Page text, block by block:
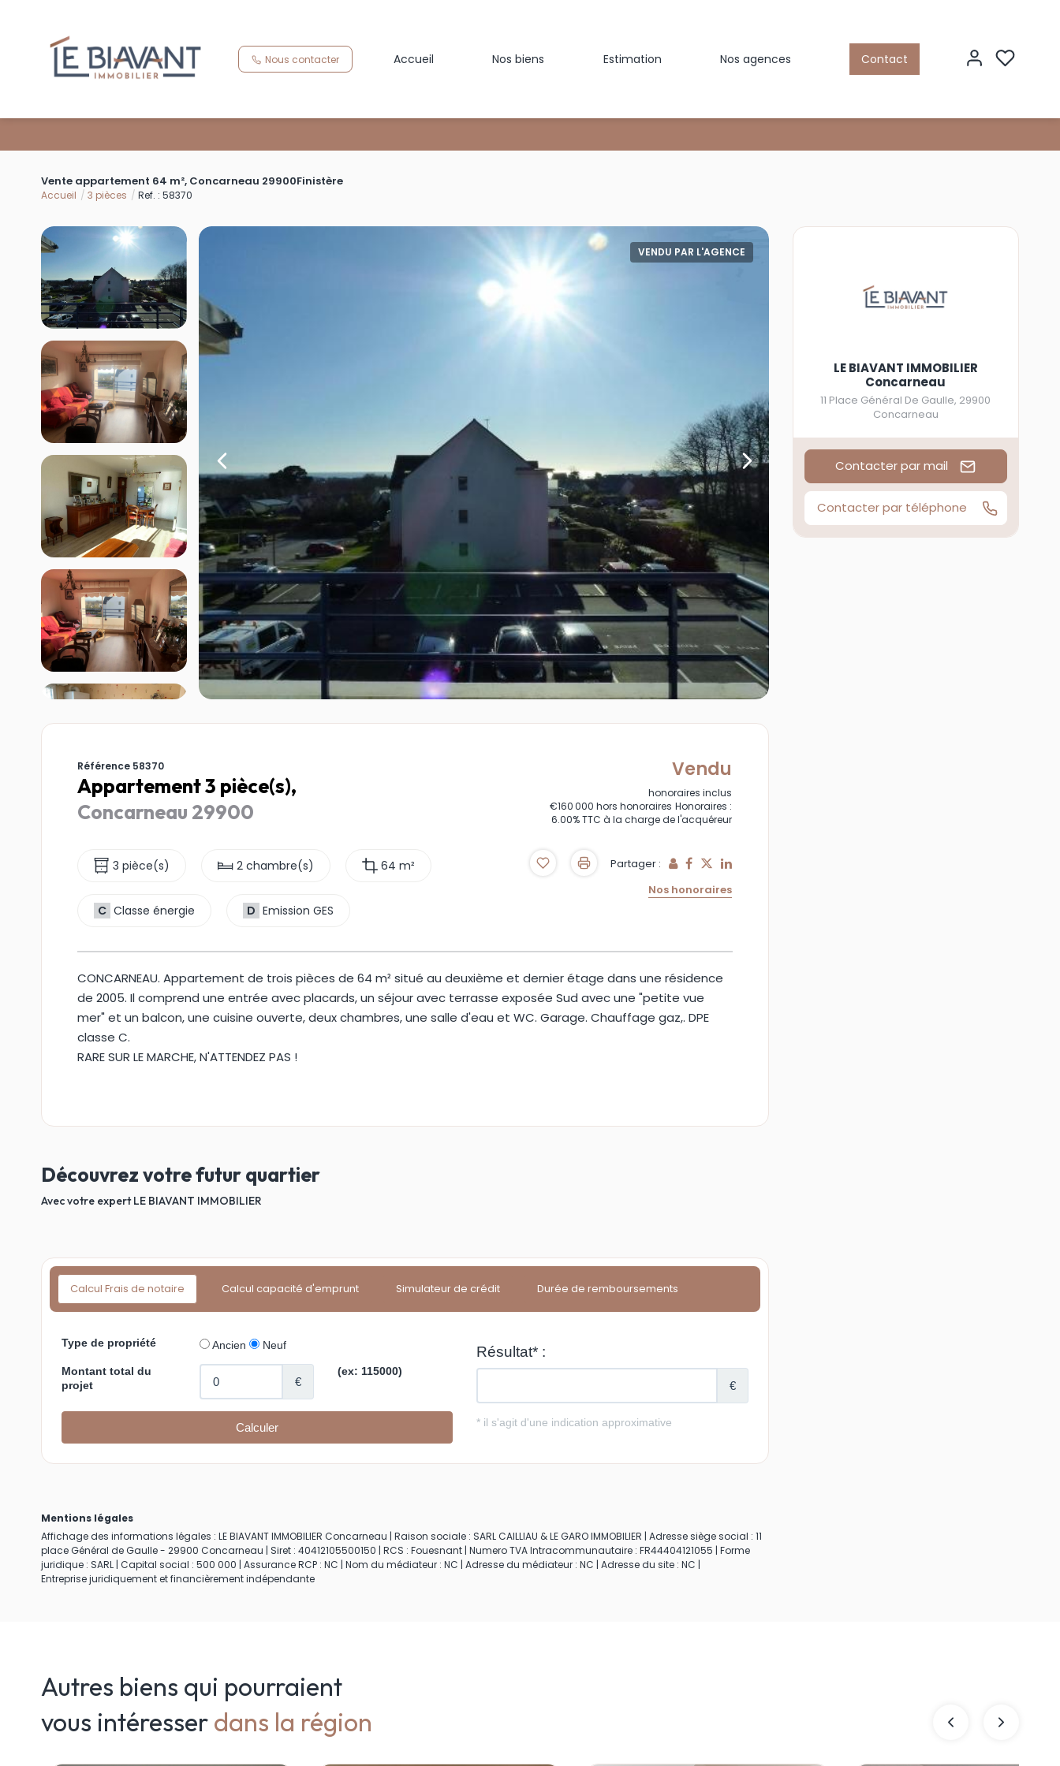
Nous contacter Accueil Nos biens Estimation Nos agences Contact
Vente appartement 64 m², Concarneau 29900Finistère
Accueil 3 pièces Ref. : 58370
VENDU PAR L'AGENCE
Référence 58370
Appartement 3 pièce(s),
Concarneau 29900
3 pièce(s) 2 chambre(s) 64 m²
C Classe énergie D Emission GES
Vendu
honoraires inclus
€160 000 hors honoraires Honoraires :
6.00% TTC à la charge de l'acquéreur
Partager :
Nos honoraires
CONCARNEAU. Appartement de trois pièces de 64 m² situé au deuxième et dernier étage dans une résidence
de 2005. Il comprend une entrée avec placards, un séjour avec terrasse exposée Sud avec une "petite vue
mer" et un balcon, une cuisine ouverte, deux chambres, une salle d'eau et WC. Garage. Chauffage gaz,. DPE
classe C.
RARE SUR LE MARCHE, N'ATTENDEZ PAS !
Découvrez votre futur quartier
Avec votre expert LE BIAVANT IMMOBILIER
Calcul Frais de notaire Calcul capacité d'emprunt Simulateur de crédit Durée de remboursements
LE BIAVANT IMMOBILIER
Concarneau
11 Place Général De Gaulle, 29900
Concarneau
Contacter par mail
Contacter par téléphone
Mentions légales
Affichage des informations légales : LE BIAVANT IMMOBILIER Concarneau | Raison sociale : SARL CAILLIAU & LE GARO IMMOBILIER | Adresse siège social : 11
place Général de Gaulle - 29900 Concarneau | Siret : 40412105500150 | RCS : Fouesnant | Numero TVA Intracommunautaire : FR44404121055 | Forme
juridique : SARL | Capital social : 500 000 | Assurance RCP : NC | Nom du médiateur : NC | Adresse du médiateur : NC | Adresse du site : NC |
Entreprise juridiquement et financièrement indépendante
Autres biens qui pourraient
vous intéresser dans la région